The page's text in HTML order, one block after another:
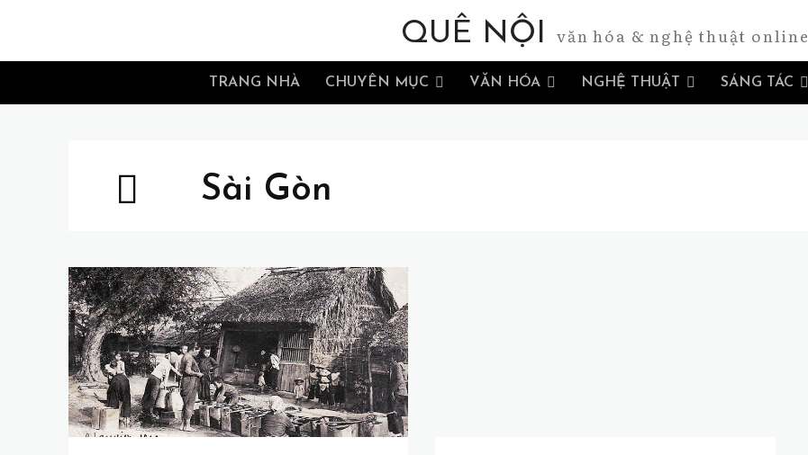
QUÊ NỘI văn hóa & nghệ thuật online
TRANG NHÀ CHUYÊN MỤC VĂN HÓA NGHỆ THUẬT SÁNG TÁC
Sài Gòn